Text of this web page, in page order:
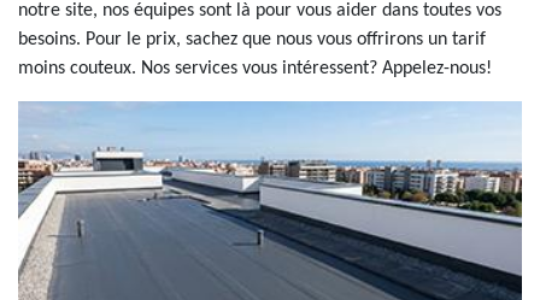
notre site, nos équipes sont là pour vous aider dans toutes vos
besoins. Pour le prix, sachez que nous vous offrirons un tarif
moins couteux. Nos services vous intéressent? Appelez-nous!